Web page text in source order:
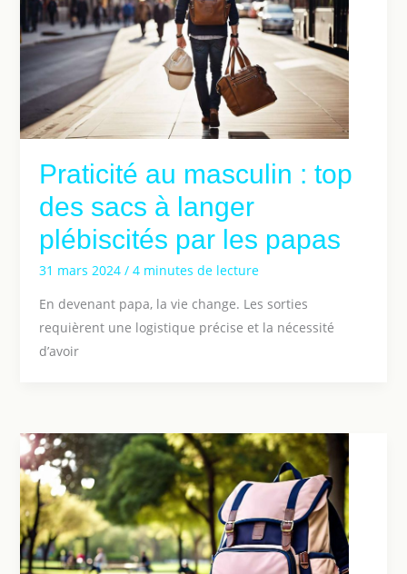
Praticité au masculin : top
des sacs à langer
plébiscités par les papas
31 mars 2024 / 4 minutes de lecture
En devenant papa, la vie change. Les sorties
requièrent une logistique précise et la nécessité
d’avoir